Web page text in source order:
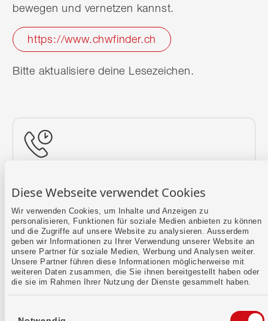
Diese Webseite verwendet Cookies
Wir verwenden Cookies, um Inhalte und Anzeigen zu
personalisieren, Funktionen für soziale Medien anbieten zu können
und die Zugriffe auf unsere Website zu analysieren. Ausserdem
geben wir Informationen zu Ihrer Verwendung unserer Website an
unsere Partner für soziale Medien, Werbung und Analysen weiter.
Unsere Partner führen diese Informationen möglicherweise mit
weiteren Daten zusammen, die Sie ihnen bereitgestellt haben oder
die sie im Rahmen Ihrer Nutzung der Dienste gesammelt haben.
bewegen und vernetzen kannst.
https://www.chwfinder.ch
Bitte aktualisiere deine Lesezeichen.
Mehr erfahren